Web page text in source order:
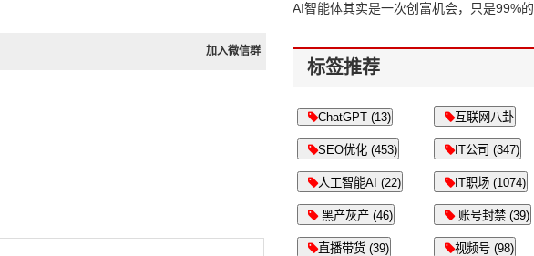
加入微信群
万？
AI智能体其实是一次创富机会，只是99%
标签推荐
ChatGPT (13) 互联网八卦
SEO优化 (453) IT公司 (347)
人工智能AI (22) IT职场 (1074)
黑产灰产 (46) 账号封禁 (39)
直播带货 (39) 视频号 (98)